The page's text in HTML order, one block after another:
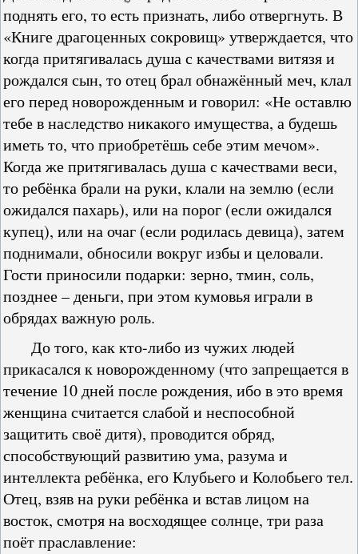
поднять его, то есть признать, либо отвергнуть. В
«Книге драгоценных сокровищ» утверждается, что
когда притягивалась душа с качествами витязя и
рождался сын, то отец брал обнажённый меч, клал
его перед новорожденным и говорил: «Не оставлю
тебе в наследство никакого имущества, а будешь
иметь то, что приобретёшь себе этим мечом».
Когда же притягивалась душа с качествами веси,
то ребёнка брали на руки, клали на землю (если
ожидался пахарь), или на порог (если ожидался
купец), или на очаг (если родилась девица), затем
поднимали, обносили вокруг избы и целовали.
Гости приносили подарки: зерно, тмин, соль,
позднее – деньги, при этом кумовья играли в
обрядах важную роль.
До того, как кто-либо из чужих людей
прикасался к новорожденному (что запрещается в
течение 10 дней после рождения, ибо в это время
женщина считается слабой и неспособной
защитить своё дитя), проводится обряд,
способствующий развитию ума, разума и
интеллекта ребёнка, его Клубьего и Колобьего тел.
Отец, взяв на руки ребёнка и встав лицом на
восток, смотря на восходящее солнце, три раза
поёт праславление: